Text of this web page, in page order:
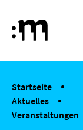
Hochschule für
You are here:
Startseite
Aktuelles
Veranstaltungen
Die Domstädter -